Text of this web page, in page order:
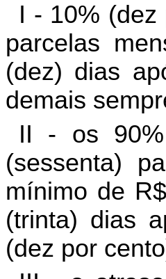
I - 10%
parcelas
(dez) dias
demais
II - os
(sessenta)
mínimo de
(trinta) dias
(dez por